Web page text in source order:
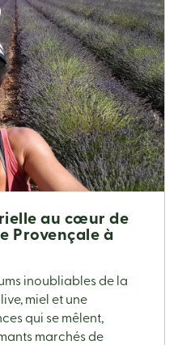
au cœur de
Provençale à
inoubliables de la
miel et une
qui se mêlent,
marchés de